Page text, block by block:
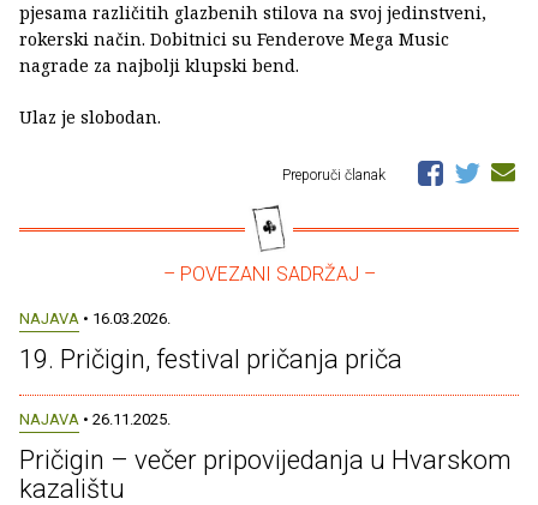
pjesama različitih glazbenih stilova na svoj jedinstveni,
rokerski način. Dobitnici su Fenderove Mega Music
nagrade za najbolji klupski bend.
Ulaz je slobodan.
Preporuči članak
– POVEZANI SADRŽAJ –
NAJAVA • 16.03.2026.
19. Pričigin, festival pričanja priča
NAJAVA • 26.11.2025.
Pričigin – večer pripovijedanja u Hvarskom
kazalištu